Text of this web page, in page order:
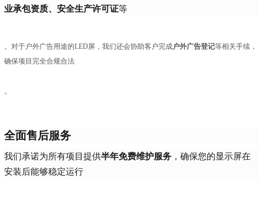
业承包资质、安全生产许可证等
。对于户外广告用途的LED屏，我们还会协助客户完成户外广告登记等相关手续，
确保项目完全合规合法
。
全面售后服务
我们承诺为所有项目提供半年免费维护服务，确保您的显示屏在
安装后能够稳定运行